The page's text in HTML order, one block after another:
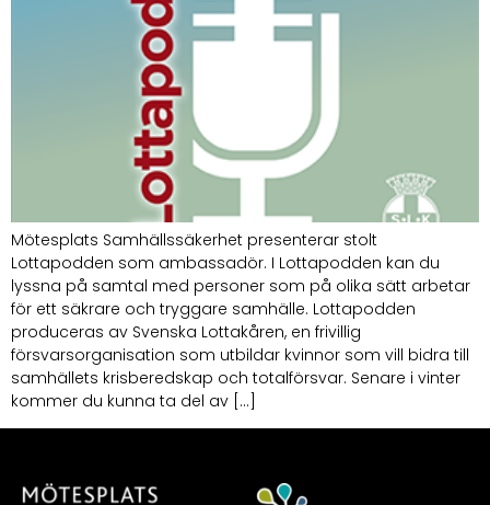
Mötesplats Samhällssäkerhet presenterar stolt
Lottapodden som ambassadör. I Lottapodden kan du
lyssna på samtal med personer som på olika sätt arbetar
för ett säkrare och tryggare samhälle. Lottapodden
produceras av Svenska Lottakåren, en frivillig
försvarsorganisation som utbildar kvinnor som vill bidra till
samhällets krisberedskap och totalförsvar. Senare i vinter
kommer du kunna ta del av […]